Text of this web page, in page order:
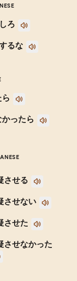
ろ
るな
ったら
させる
させない
させた
させなかった